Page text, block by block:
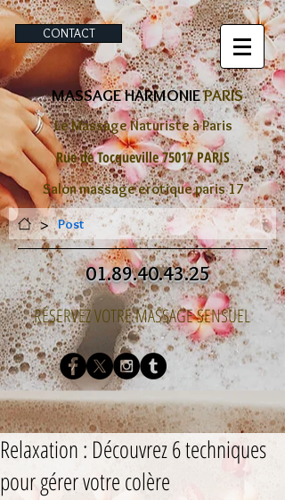
CONTACT
MASSAGE HARMONIEPARIS
Le Massage Naturiste à Paris
Rue de Tocqueville 75017 PARIS
Salon massage erotique paris 17
> Post
01.89.40.43.25
RÉSERVEZ VOTRE MASSAGE SENSUEL
Relaxation : Découvrez 6 techniques
pour gérer votre colère